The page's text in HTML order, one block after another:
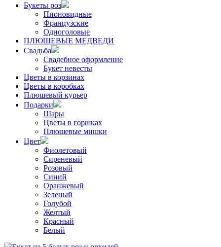
Букеты роз
Пионовидные
Французские
Одноголовые
ПЛЮШЕВЫЕ МЕДВЕДИ
Свадьба
Свадебное оформление
Букет невесты
Цветы в корзинах
Цветы в коробках
Плюшевый курьер
Подарки
Шары
Цветы в горшках
Плюшевые мишки
Цвет
Фиолетовый
Сиреневый
Розовый
Синий
Оранжевый
Зеленый
Голубой
Желтый
Красный
Белый